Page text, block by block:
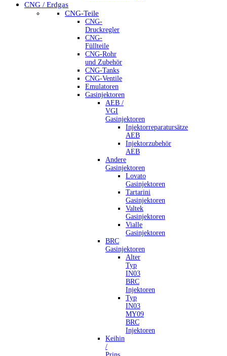
CNG / Erdgas
CNG-Teile
CNG-
Druckregler
CNG-
Füllteile
CNG-Rohr
und Zubehör
CNG-Tanks
CNG-Ventile
Emulatoren
Gasinjektoren
AEB /
VGI
Gasinjektoren
Injektorreparatursätze
AEB
Injektorzubehör
AEB
Andere
Gasinjektoren
Lovato
Gasinjektoren
Tartarini
Gasinjektoren
Valtek
Gasinjektoren
Vialle
Gasinjektoren
BRC
Gasinjektoren
Alter
Typ
IN03
BRC
Injektoren
Typ
IN03
MY09
BRC
Injektoren
Keihin
/